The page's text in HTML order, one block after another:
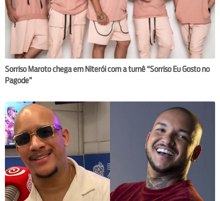
Sorriso Maroto chega em Niterói com a turnê “Sorriso Eu Gosto no
Pagode”